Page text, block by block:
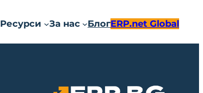
Ресурси За нас БлогERP.net Global